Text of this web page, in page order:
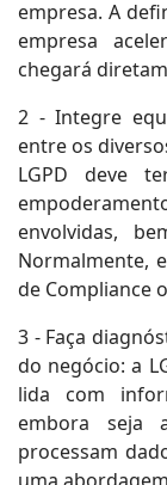
empresa. A
empresa
chegará
2 - Integre
entre os
LGPD deve
envolvidas,
Normalmente,
de Compliance
3 - Faça
do negócio: a
lida com
embora seja
processam